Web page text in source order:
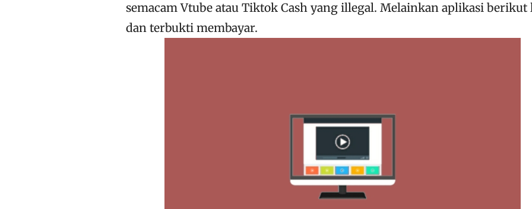
semacam Vtube atau Tiktok Cash yang illegal. Melainkan aplikasi berikut
dan terbukti membayar.